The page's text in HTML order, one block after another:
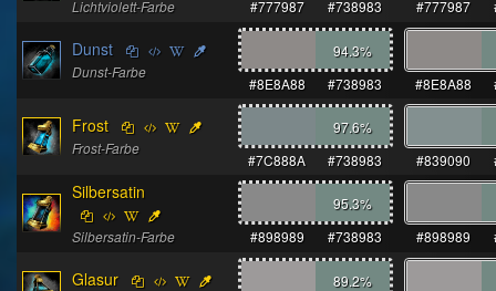
Lichtviolett-Farbe
#777987
#738983 #777987
Dunst
Dunst-Farbe
94.3%
#8E8A88
#738983 #8E8A88
Frost
Frost-Farbe
97.6%
#7C888A
#738983 #839090
Silbersatin
Silbersatin-Farbe
95.3%
#898989
#738983 #898989
Glasur 89.2%